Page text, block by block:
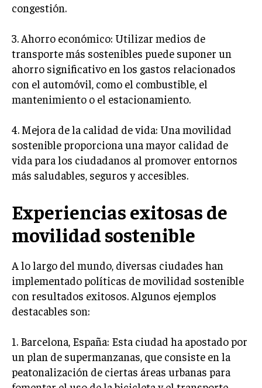
congestión.
3. Ahorro económico: Utilizar medios de
transporte más sostenibles puede suponer un
ahorro significativo en los gastos relacionados
con el automóvil, como el combustible, el
mantenimiento o el estacionamiento.
4. Mejora de la calidad de vida: Una movilidad
sostenible proporciona una mayor calidad de
vida para los ciudadanos al promover entornos
más saludables, seguros y accesibles.
Experiencias exitosas de
movilidad sostenible
A lo largo del mundo, diversas ciudades han
implementado políticas de movilidad sostenible
con resultados exitosos. Algunos ejemplos
destacables son:
1. Barcelona, España: Esta ciudad ha apostado por
un plan de supermanzanas, que consiste en la
peatonalización de ciertas áreas urbanas para